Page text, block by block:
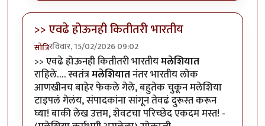
>> एवढे होऊनही कितीतरी भारतीय
सोत्रिरविवार, 15/02/2026 09:02
>> एवढे होऊनही कितीतरी भारतीयमलेशियात
राहिले…. स्वतंत्रमलेशियातनंतर भारतीय लोक
आणखीनच बाहेर फेकले गेले, बहुतेक चुकून मलेशिया
टाइपलं गेलंय, संपादकांना सांगून तेवढं दुरूस्त करून
घ्या! बाकी लेख उत्तम, शेवटचा परिच्छेद एकदम मस्त! -